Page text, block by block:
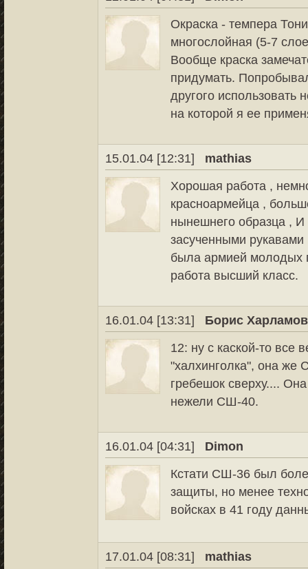
Окраска - темпера
многослойная (5-7
Вообще краска
придумать.
другого использовать
на которой я ее
15.01.04 [12:31]
mathias
Хорошая работа ,
красноармейца ,
нынешнего образца ,
засученными рукавами
была армией молодых
работа высший класс.
16.01.04 [13:31]
Борис Харламов
12: ну с каской-то все
"халхинголка", она же
гребешок сверху....
нежели СШ-40.
16.01.04 [04:31]
Dimon
Кстати СШ-36 был
защиты, но менее
войсках в 41 году
17.01.04 [08:31]
mathias